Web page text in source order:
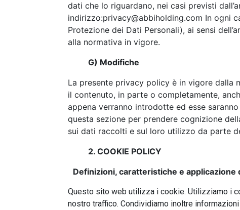
dati che lo riguardano, nei casi previsti
indirizzo:privacy@abbiholding.com In ogni
Protezione dei Dati Personali), ai sensi
alla normativa in vigore.
G) Modifiche
La presente privacy policy è in vigore dalla
il contenuto, in parte o completamente,
appena verranno introdotte ed esse
questa sezione per prendere cognizione
sui dati raccolti e sul loro utilizzo da parte
2. COOKIE POLICY
Definizioni, caratteristiche e applicazione
Questo sito web utilizza i cookie. Utilizziamo i
nostro traffico. Condividiamo inoltre